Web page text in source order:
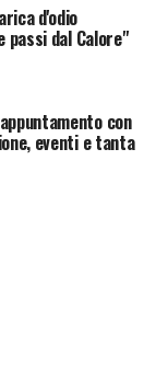
d'odio
passi dal Calore"
con
eventi e tanta